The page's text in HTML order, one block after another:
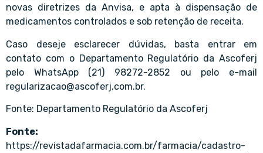
novas diretrizes da Anvisa, e apta à dispensação de
medicamentos controlados e sob retenção de receita.
Caso deseje esclarecer dúvidas, basta entrar em
contato com o Departamento Regulatório da Ascoferj
pelo WhatsApp (21) 98272-2852 ou pelo e-mail
regularizacao@ascoferj.com.br.
Fonte: Departamento Regulatório da Ascoferj
Fonte:
https://revistadafarmacia.com.br/farmacia/cadastro-